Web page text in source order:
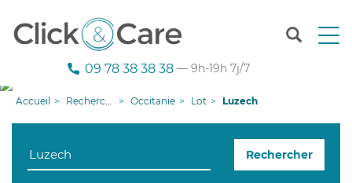
T
n
09 78 38 38 38 — 9h-19h 7j/7
Accueil Recherche aide à domicile Occitanie Lot Luzech
Rechercher